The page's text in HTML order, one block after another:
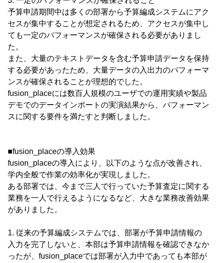
予算申請期間中は多くの部署から予算編成システムにアク
セスが集中することが想定されるため、アクセスが集中し
ても一定のパフォーマンスが確保される必要がありまし
た。
また、大量のテキストデータを含む予算申請データを保持
する必要があったため、大量データの入出力のパフォーマ
ンスが確保されることが理想的でした。
fusion_placeには数百人規模のユーザでの運用実績や製品
デモでのデータインポートの実演結果から、パフォーマン
スに関する要件を満たすと判断しました。
■fusion_placeの導入効果
fusion_placeの導入により、以下のような点が改善され、
学内全般で作業の効率化が実現しました。
ある部署では、今まで三人で行っていた予算査定に関する
業務を一人で行えるようになるなど、大きな業務改善効果
がありました。
1. 従来の予算編成システムでは、部署が予算申請情報の
入力を完了しないと、本部は予算申請情報を確認できなか
ったが、fusion_placeでは部署が入力中であっても本部が